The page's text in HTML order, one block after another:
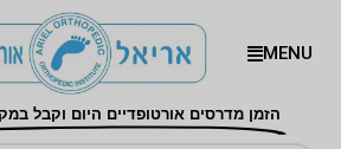
MENU
הזמן מדרסים אורטופדיים היום וקבל